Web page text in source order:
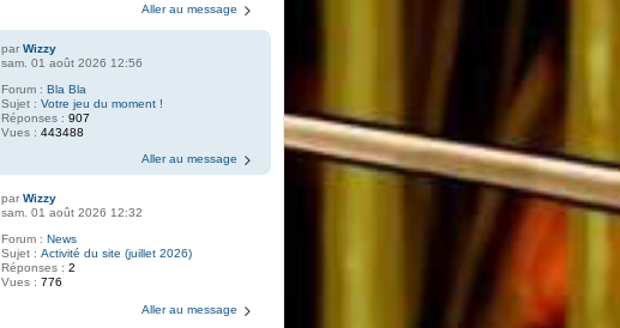
Aller au message
parWizzy
sam. 01 août 2026 12:56
Forum :Bla Bla
Sujet :Votre jeu du moment !
Réponses :907
Vues :443488
Aller au message
parWizzy
sam. 01 août 2026 12:32
Forum :News
Sujet :Activité du site (juillet 2026)
Réponses :2
Vues :776
Aller au message